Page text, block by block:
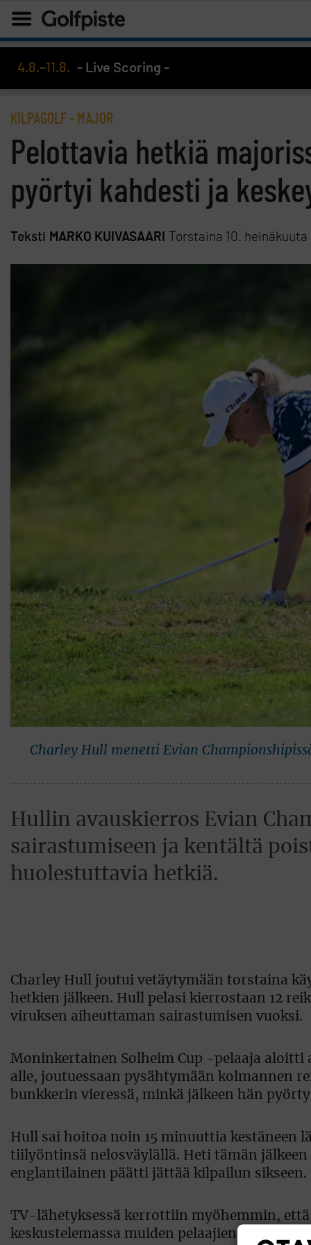
4.8.–11.8. - Live Scoring -
KILPAGOLF - MAJOR
Pelottavia hetkiä
pyörtyi kahdesti ja
Teksti MARKO KUIVASAARI Torstaina 10. heinäkuuta
Charley Hull menetti Evian
Hullin avauskierros Evian
sairastumiseen ja kentältä
huolestuttavia hetkiä.
Charley Hull joutui vetäytymään torstaina
hetkien jälkeen. Hull pelasi kierrostaan 12
viruksen aiheuttaman sairastumisen vuoksi.
Moninkertainen Solheim Cup -pelaaja aloitti
alle, joutuessaan pysähtymään kolmannen
bunkkerin vieressä, minkä jälkeen hän
Hull sai hoitoa noin 15 minuuttia kestäneen
tiilyöntinsä nelosväylällä. Heti tämän
englantilainen päätti jättää kilpailun sikseen.
TV-lähetyksessä kerrottiin myöhemmin,
keskustelemassa muiden pelaajien kanssa